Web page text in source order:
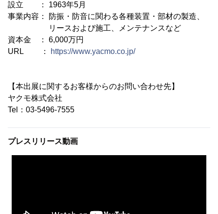
設立 ： 1963年5月
事業内容： 防振・防音に関わる各種装置・部材の製造、
リースおよび施工、メンテナンスなど
資本金 ： 6,000万円
URL ：
https://www.yacmo.co.jp/
【本出展に関するお客様からのお問い合わせ先】
ヤクモ株式会社
Tel：03-5496-7555
プレスリリース動画